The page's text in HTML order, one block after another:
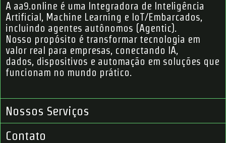
A aa9.online é uma Integradora de Inteligência
Artificial, Machine Learning e IoT/Embarcados,
incluindo agentes autônomos (Agentic).
Nosso propósito é transformar tecnologia em
valor real para empresas, conectando IA,
dados, dispositivos e automação em soluções que
funcionam no mundo prático.
Nossos Serviços
Contato